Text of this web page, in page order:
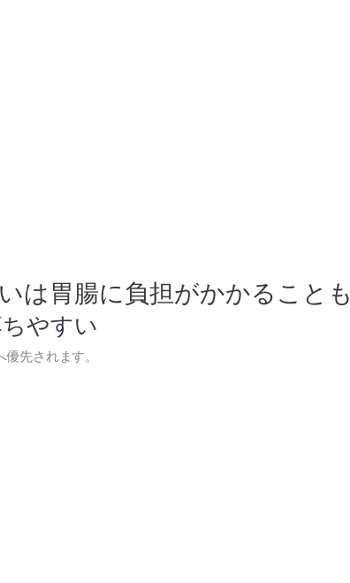
は胃腸に負担がかかることも
やすい
先されます。